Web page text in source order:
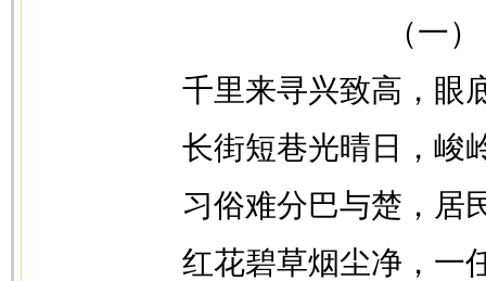
（一）
千里来寻兴致高，眼
长街短巷光晴日，峻
习俗难分巴与楚，居
红花碧草烟尘净，一